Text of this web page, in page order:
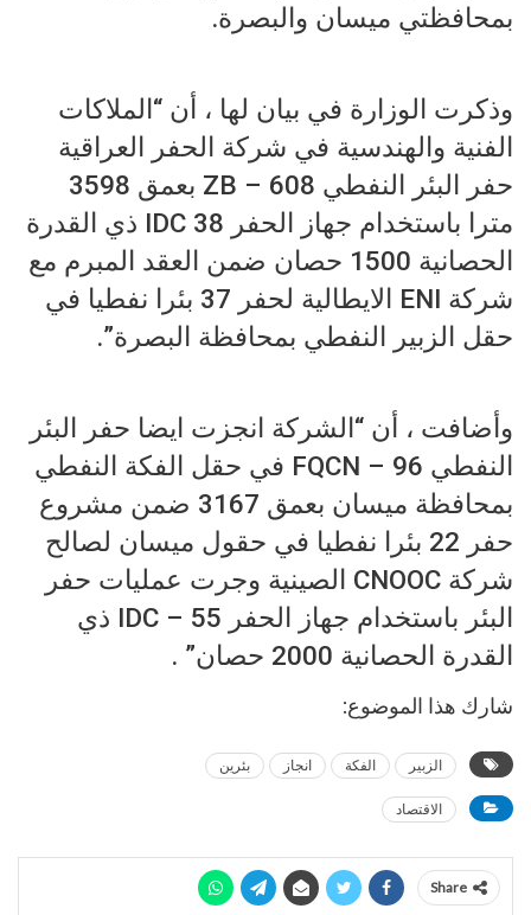
بمحافظتي ميسان والبصرة.
وذكرت الوزارة في بيان لها ، أن “الملاكات
الفنية والهندسية في شركة الحفر العراقية
حفر البئر النفطي ZB – 608 بعمق 3598
مترا باستخدام جهاز الحفر IDC 38 ذي القدرة
الحصانية 1500 حصان ضمن العقد المبرم مع
شركة ENI الايطالية لحفر 37 بئرا نفطيا في
حقل الزبير النفطي بمحافظة البصرة”.
وأضافت ، أن “الشركة انجزت ايضا حفر البئر
النفطي FQCN – 96 في حقل الفكة النفطي
بمحافظة ميسان بعمق 3167 ضمن مشروع
حفر 22 بئرا نفطيا في حقول ميسان لصالح
شركة CNOOC الصينية وجرت عمليات حفر
البئر باستخدام جهاز الحفر IDC – 55 ذي
القدرة الحصانية 2000 حصان” .
شارك هذا الموضوع:
الزبير الفكة انجاز بئرين
الاقتصاد
Share